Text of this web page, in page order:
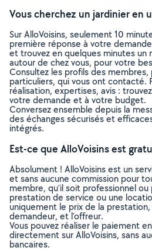
Vous cherchez un jardinier en
Sur AlloVoisins, seulement 10
première réponse à votre
et trouvez en quelques minutes un
autour de chez vous, pour votre
Consultez les profils des membres,
particuliers, qui vous ont contacté.
réalisation, expertises, avis :
votre demande et à votre budget.
Conversez ensemble depuis la
des échanges sécurisés et
intégrés.
Est-ce que AlloVoisins est
Absolument ! AlloVoisins est un
et sans aucune commission pour
membre, qu’il soit professionnel
prestation de service ou une
uniquement le prix de la prestation,
demandeur, et l’offreur.
Vous pouvez réaliser le paiement
directement sur AlloVoisins, sans
bancaires.